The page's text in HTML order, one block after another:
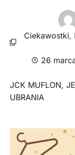
Ciekawostki,
26
JCK MUFLON,
UBRANIA